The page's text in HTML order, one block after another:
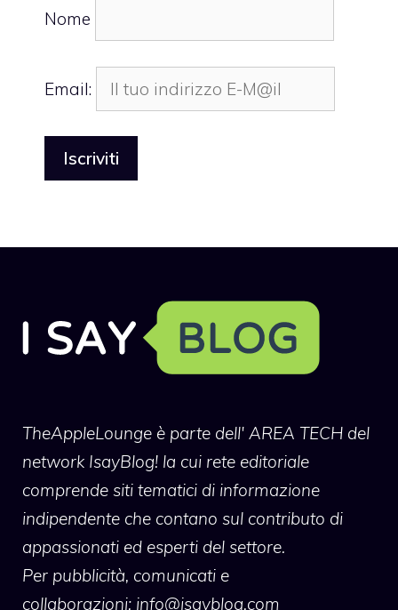
Nome
Email:
TheAppleLounge è parte dell' AREA TECH del
network IsayBlog! la cui rete editoriale
comprende siti tematici di informazione
indipendente che contano sul contributo di
appassionati ed esperti del settore.
Per pubblicità, comunicati e
collaborazioni: info@isayblog.com